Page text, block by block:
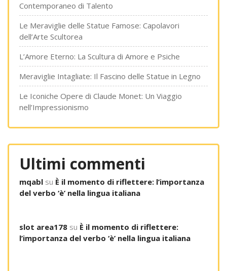
Contemporaneo di Talento
Le Meraviglie delle Statue Famose: Capolavori
dell’Arte Scultorea
L’Amore Eterno: La Scultura di Amore e Psiche
Meraviglie Intagliate: Il Fascino delle Statue in Legno
Le Iconiche Opere di Claude Monet: Un Viaggio
nell’Impressionismo
Ultimi commenti
mqabl su È il momento di riflettere: l’importanza
del verbo ‘è’ nella lingua italiana
slot area178 su È il momento di riflettere:
l’importanza del verbo ‘è’ nella lingua italiana